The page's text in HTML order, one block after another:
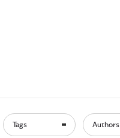
Tags Authors